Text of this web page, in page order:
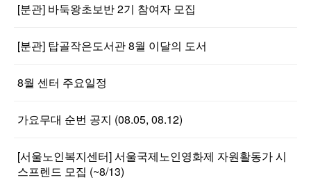
[분관] 바둑왕초보반 2기 참여자 모집
[분관] 탑골작은도서관 8월 이달의 도서
8월 센터 주요일정
가요무대 순번 공지 (08.05, 08.12)
[서울노인복지센터] 서울국제노인영화제 자원활동가 시
스프렌드 모집 (~8/13)